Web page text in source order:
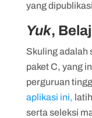
yang
Yuk,
Skuling adalah
paket C, yang
perguruan
aplikasi ini,
serta seleksi